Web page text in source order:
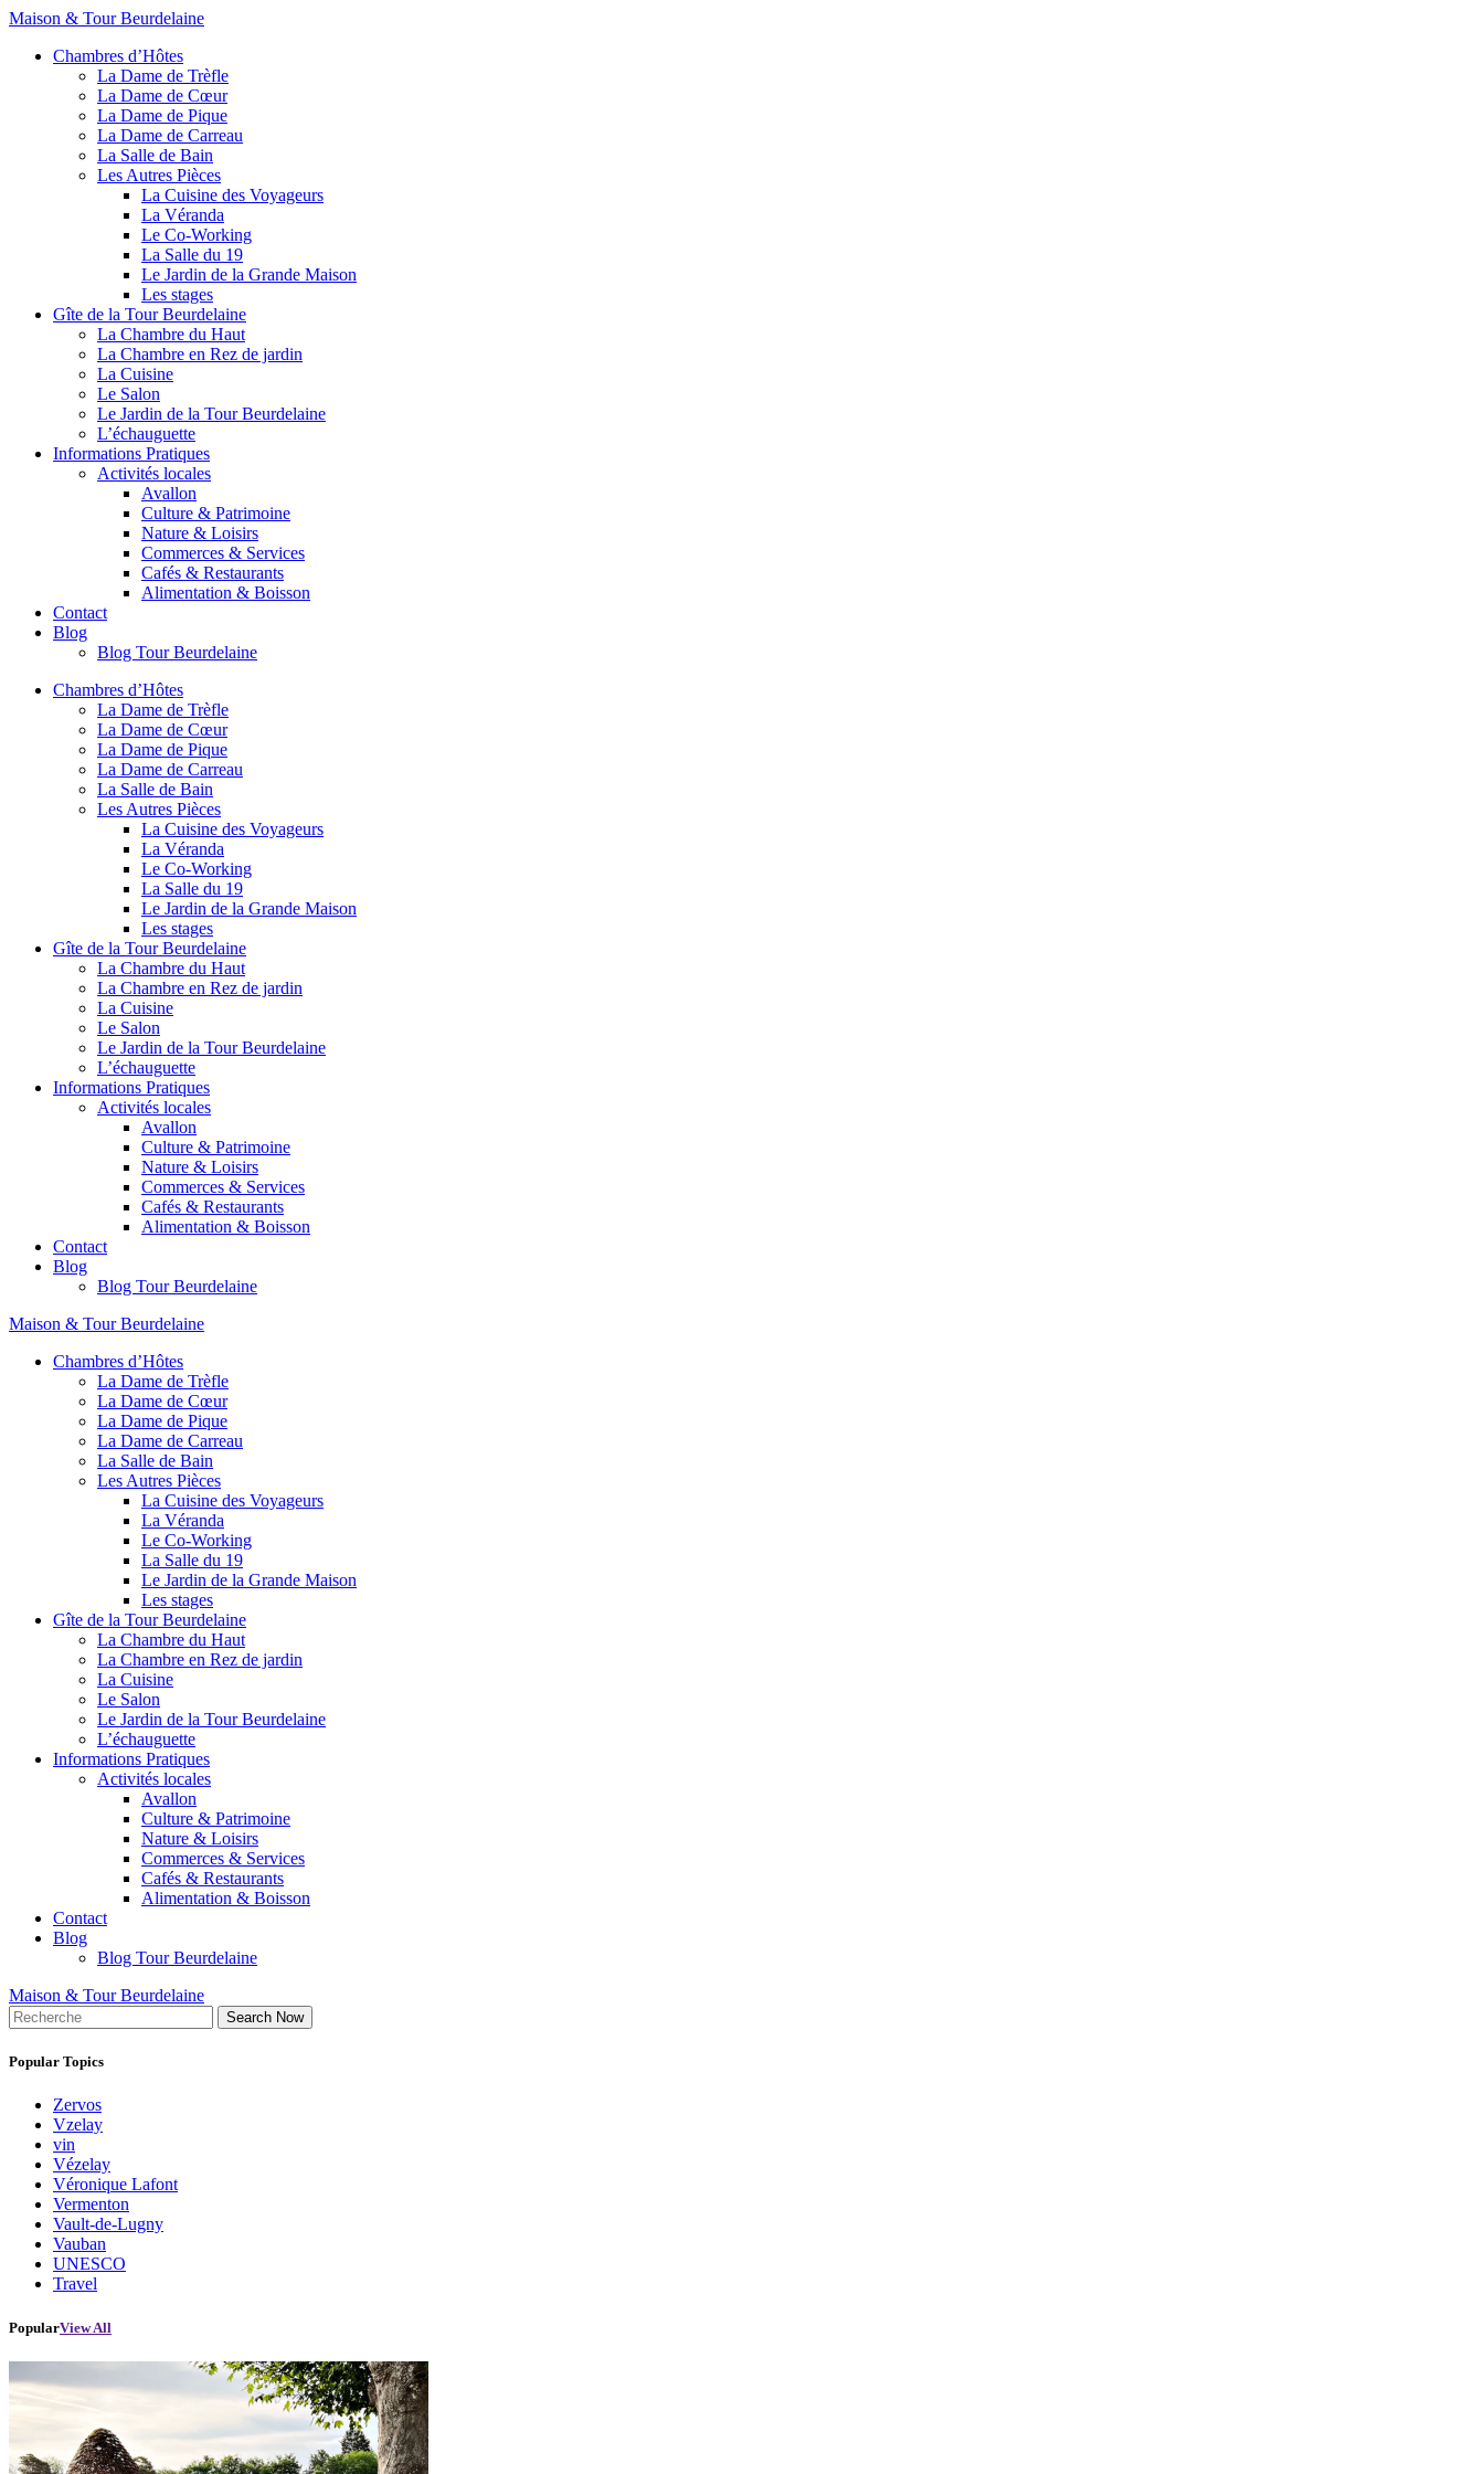
Maison & Tour Beurdelaine
Chambres d’Hôtes
La Dame de Trèfle
La Dame de Cœur
La Dame de Pique
La Dame de Carreau
La Salle de Bain
Les Autres Pièces
La Cuisine des Voyageurs
La Véranda
Le Co-Working
La Salle du 19
Le Jardin de la Grande Maison
Les stages
Gîte de la Tour Beurdelaine
La Chambre du Haut
La Chambre en Rez de jardin
La Cuisine
Le Salon
Le Jardin de la Tour Beurdelaine
L’échauguette
Informations Pratiques
Activités locales
Avallon
Culture & Patrimoine
Nature & Loisirs
Commerces & Services
Cafés & Restaurants
Alimentation & Boisson
Contact
Blog
Blog Tour Beurdelaine
Chambres d’Hôtes
La Dame de Trèfle
La Dame de Cœur
La Dame de Pique
La Dame de Carreau
La Salle de Bain
Les Autres Pièces
La Cuisine des Voyageurs
La Véranda
Le Co-Working
La Salle du 19
Le Jardin de la Grande Maison
Les stages
Gîte de la Tour Beurdelaine
La Chambre du Haut
La Chambre en Rez de jardin
La Cuisine
Le Salon
Le Jardin de la Tour Beurdelaine
L’échauguette
Informations Pratiques
Activités locales
Avallon
Culture & Patrimoine
Nature & Loisirs
Commerces & Services
Cafés & Restaurants
Alimentation & Boisson
Contact
Blog
Blog Tour Beurdelaine
Maison & Tour Beurdelaine
Chambres d’Hôtes
La Dame de Trèfle
La Dame de Cœur
La Dame de Pique
La Dame de Carreau
La Salle de Bain
Les Autres Pièces
La Cuisine des Voyageurs
La Véranda
Le Co-Working
La Salle du 19
Le Jardin de la Grande Maison
Les stages
Gîte de la Tour Beurdelaine
La Chambre du Haut
La Chambre en Rez de jardin
La Cuisine
Le Salon
Le Jardin de la Tour Beurdelaine
L’échauguette
Informations Pratiques
Activités locales
Avallon
Culture & Patrimoine
Nature & Loisirs
Commerces & Services
Cafés & Restaurants
Alimentation & Boisson
Contact
Blog
Blog Tour Beurdelaine
Maison & Tour Beurdelaine
Search Now
Popular Topics
Zervos
Vzelay
vin
Vézelay
Véronique Lafont
Vermenton
Vault-de-Lugny
Vauban
UNESCO
Travel
PopularView All